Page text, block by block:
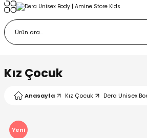
Kız Çocuk
Anasayfa Kız Çocuk Dera Unisex
Yeni
Giyim
Bere ve Eldiven
Bere ve Eldiven
Ürünleri